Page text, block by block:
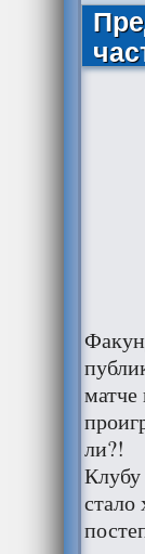
матче
ли?!
Клубу